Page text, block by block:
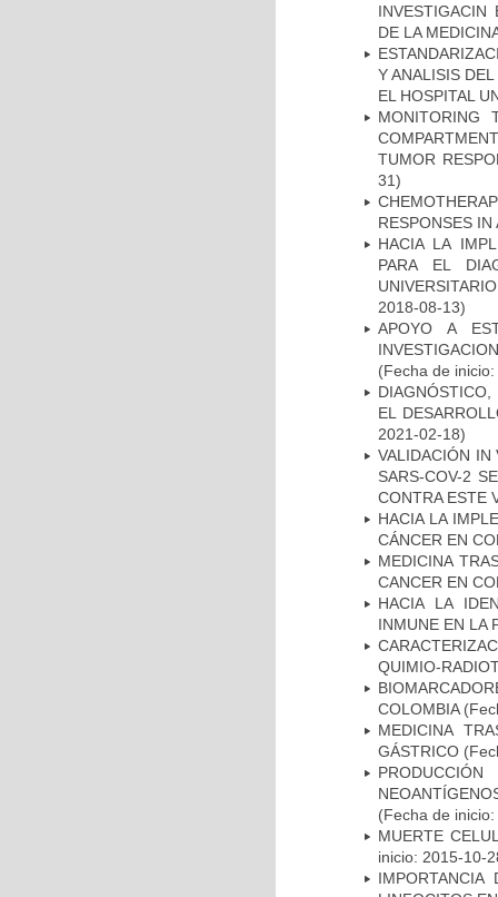
INVESTIGACIN
DE LA
Y ANALISIS
EL HOSPITAL
MONITORING
TUMOR
31)
RESPONSES IN
HACIA LA
PARA EL
2018-08-13)
APOYO A
(Fecha de
EL
2021-02-18)
VALIDACIÓN IN
SARS-COV-2
CONTRA ESTE
HACIA LA
CÁNCER EN
MEDICINA
CANCER EN
HACIA LA
INMUNE EN LA
QUIMIO-
COLOMBIA
MEDICINA
GÁSTRICO
(Fecha de
MUERTE
inicio: 2015-10-